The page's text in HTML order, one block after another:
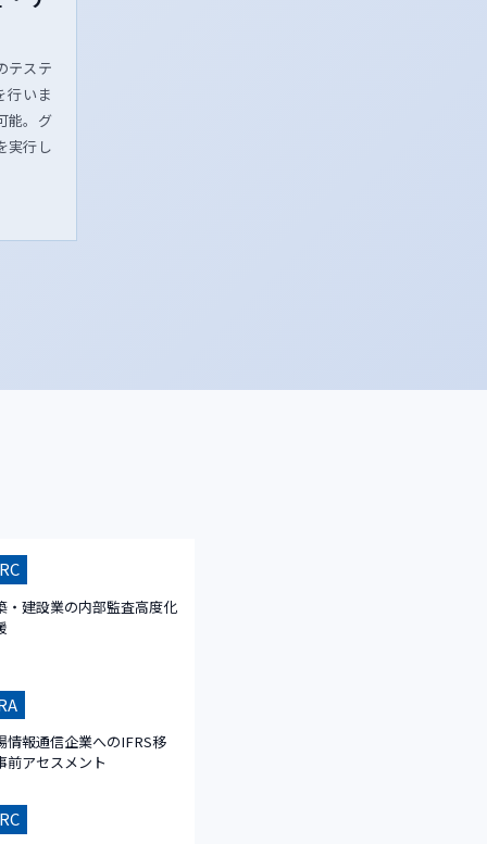
テステ
行いま
能。グ
実行し
・建設業の内部監査高度化
情報通信企業へのIFRS移
前アセスメント